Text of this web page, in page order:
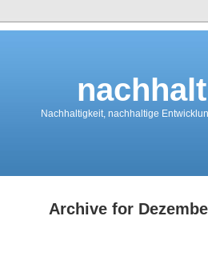
Nachhaltigkeit, nachhaltige
Archive for